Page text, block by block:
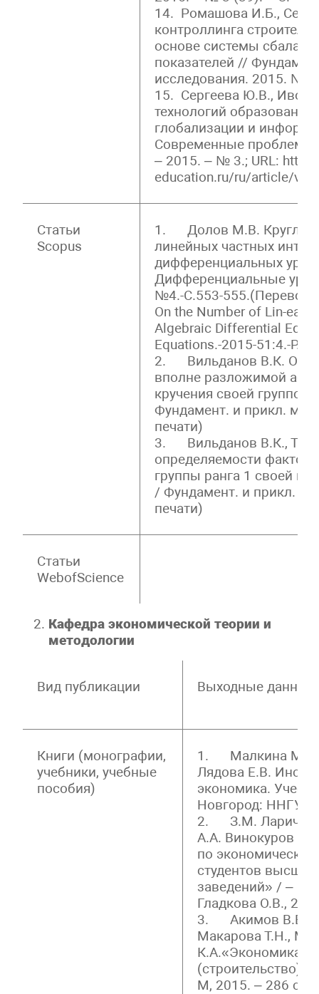
14. Ромашова И.Б.,
контроллинга
основе системы
показателей //
исследования. 2015.
15. Сергеева Ю.В.,
технологий образования
глобализации и
Современные проблемы
– 2015. – № 3.; URL:
education.ru/ru/article/
Статьи
Scopus
1. Долов М.В. Круглов
линейных частных
дифференциальных
Дифференциальные
№4.-С.553-
On the Number of Lin-ear
Algebraic Differential
Equations.-2015-51:4.-
2. Вильданов В.К. Об
вполне разложимой
кручения своей
Фундамент. и прикл.
печати)
3. Вильданов В.К.,
определяемости
группы ранга 1 своей
/ Фундамент. и прикл.
печати)
Статьи
WebofScience
Кафедра экономической теории и
методологии
Вид публикации Выходные
Книги (монографии,
учебники, учебные
пособия)
1. Малкина М.Ю.,
Лядова Е.В.
экономика.
Новгород: ННГУ,
2. З.М.
А.А. Винокуров
по
студентов
заведений» / – Н.
Гладкова О.В.,
3. Акимов В.В.,
Макарова Т.Н.,
К.А.«Экономика
М, 2015. – 286 с.